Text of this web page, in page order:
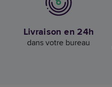
Livraison en 24h
dans votre bureau